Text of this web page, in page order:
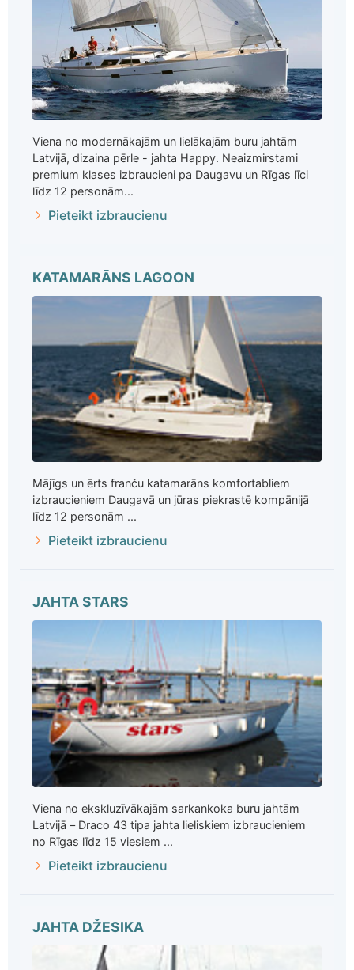
Viena no modernākajām un lielākajām buru jahtām
Latvijā, dizaina pērle - jahta Happy. Neaizmirstami
premium klases izbraucieni pa Daugavu un Rīgas līci
līdz 12 personām...
Pieteikt izbraucienu
KATAMARĀNS LAGOON
Mājīgs un ērts franču katamarāns komfortabliem
izbraucieniem Daugavā un jūras piekrastē kompānijā
līdz 12 personām ...
Pieteikt izbraucienu
JAHTA STARS
Viena no ekskluzīvākajām sarkankoka buru jahtām
Latvijā – Draco 43 tipa jahta lieliskiem izbraucieniem
no Rīgas līdz 15 viesiem ...
Pieteikt izbraucienu
JAHTA DŽESIKA